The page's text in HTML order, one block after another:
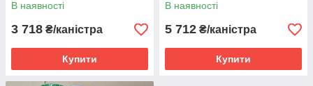
В наявності
3 718 ₴/каністра
Купити
соняшника від жужелиці
В наявності
5 712 ₴/каністра
Купити